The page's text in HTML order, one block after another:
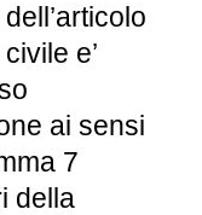
e’
ai sensi
7
della